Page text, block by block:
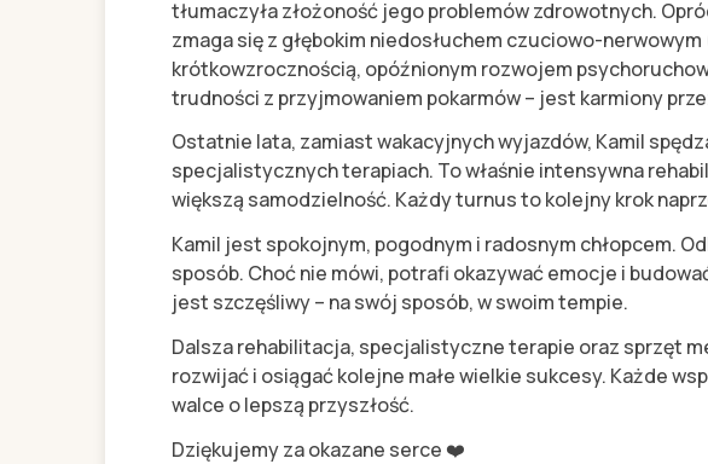
tłumaczyła złożoność jego problemów zdrowotnych.
zmaga się z głębokim niedosłuchem czuciowo-
krótkowzrocznością, opóźnionym rozwojem
trudności z przyjmowaniem pokarmów – jest karmiony
Ostatnie lata, zamiast wakacyjnych wyjazdów, Kamil
specjalistycznych terapiach. To właśnie intensywna
większą samodzielność. Każdy turnus to kolejny krok
Kamil jest spokojnym, pogodnym i radosnym chłopcem.
sposób. Choć nie mówi, potrafi okazywać emocje i
jest szczęśliwy – na swój sposób, w swoim tempie.
Dalsza rehabilitacja, specjalistyczne terapie oraz sprzęt
rozwijać i osiągać kolejne małe wielkie sukcesy. Każde
walce o lepszą przyszłość.
Dziękujemy za okazane serce ❤️